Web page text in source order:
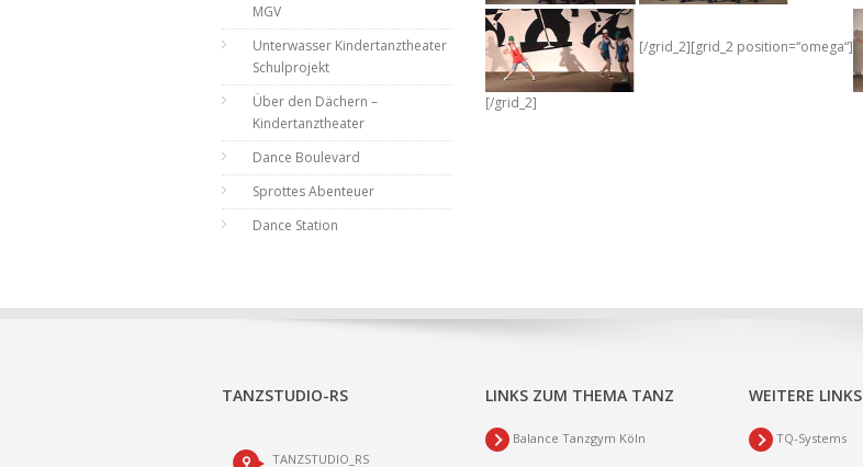
MGV
Unterwasser Kindertanztheater
Schulprojekt
Über den Dächern –
Kindertanztheater
Dance Boulevard
Sprottes Abenteuer
Dance Station
[/grid_2][grid_2 position=“omega“]
[/grid_2]
TANZSTUDIO-RS
TANZSTUDIO_RS
LINKS ZUM THEMA TANZ
Balance Tanzgym Köln
WEITERE LINKS
TQ-Systems